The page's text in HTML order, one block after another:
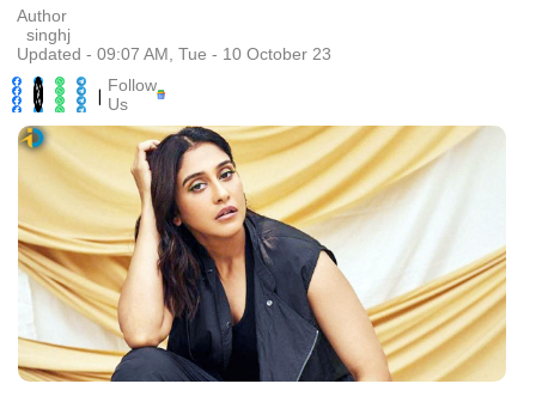
Author
singhj
Updated - 09:07 AM, Tue - 10 October 23
| Follow
Us